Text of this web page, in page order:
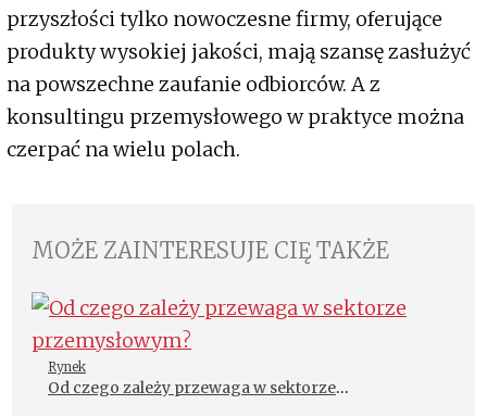
przyszłości tylko nowoczesne firmy, oferujące
produkty wysokiej jakości, mają szansę zasłużyć
na powszechne zaufanie odbiorców. A z
konsultingu przemysłowego w praktyce można
czerpać na wielu polach.
MOŻE ZAINTERESUJE CIĘ TAKŻE
Rynek
Od czego zależy przewaga w sektorze